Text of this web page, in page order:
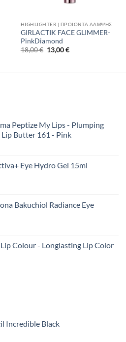
HIGHLIGHTER | ΠΡΟΪΌΝΤΑ ΛΆΜΨΗΣ
GIRLACTIK FACE GLIMMER-
PinkDiamond
18,00€ Original
price
13,00€Η
Peptize My Lips - Plumping
Butter 161 - Pink
Eye Hydro Gel 15ml
Bakuchiol Radiance Eye
Colour - Longlasting Lip Color
Incredible Black